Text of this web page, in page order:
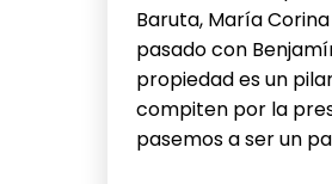
Baruta, María
pasado con
propiedad es un
compiten por la
pasemos a ser un